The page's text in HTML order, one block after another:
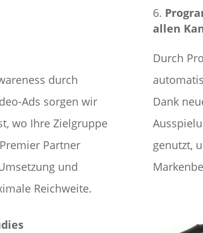
durch
Ads sorgen wir
wo Ihre Zielgruppe
Partner
und
Reichweite.
allen
Durch
Dank
genutzt,